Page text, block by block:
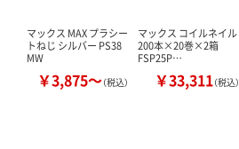
マックス MAX プラシー
トねじ シルバー PS38
MW
￥3,875～（税込）
マックス コイルネイル
200本×20巻×2箱
FSP25P…
￥33,311（税込）